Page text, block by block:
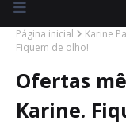
Página inicial Karine
Fiquem de olho!
Ofertas
Karine.